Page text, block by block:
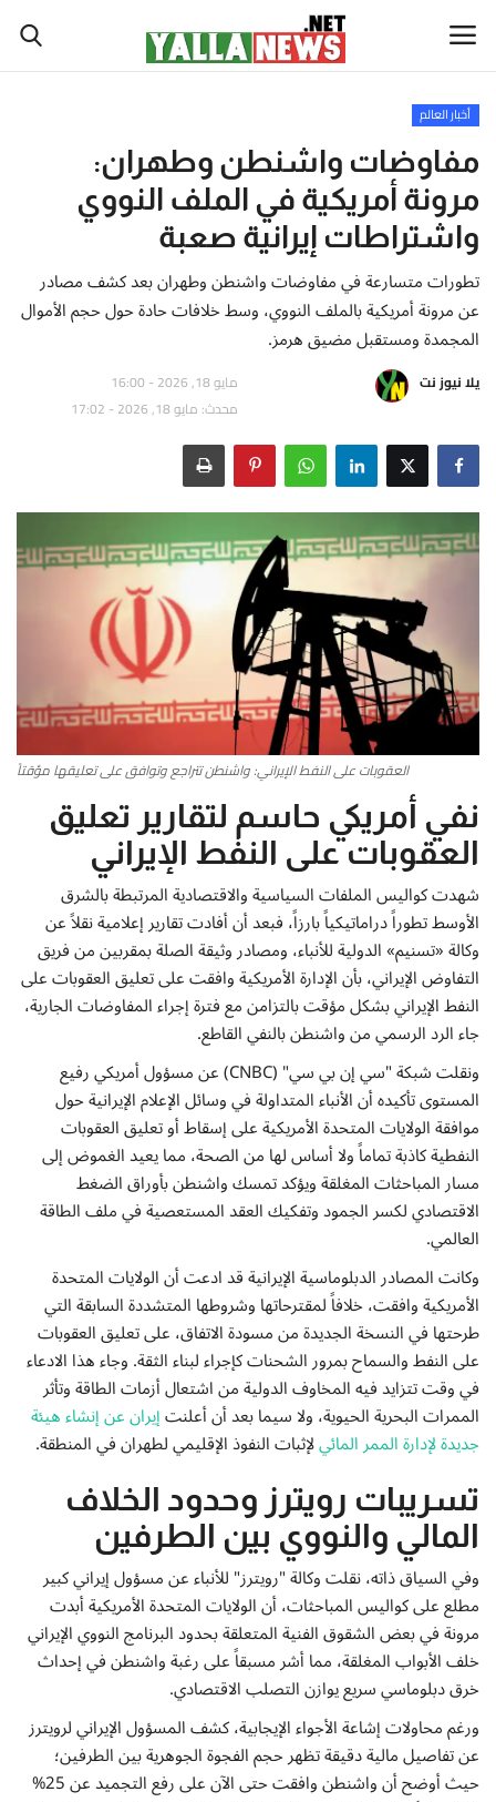
أخبار العالم
أخبار الوطن العربي
سياسة واقتصاد
رياضة
ثقافة وفن
صحة ولياقة
أطباق من المطابخ العربية
سياحة وسفر
منوعات عامة
جاليري الفن التشكيلي
سياسة الخصوصية
البنود والشروط
رئيس التحرير
إتصل بنا
أخبار العالم
مفاوضات واشنطن وطهران:
مرونة أمريكية في الملف النووي
واشتراطات إيرانية صعبة
تطورات متسارعة في مفاوضات واشنطن وطهران بعد كشف مصادر
عن مرونة أمريكية بالملف النووي، وسط خلافات حادة حول حجم الأموال
المجمدة ومستقبل مضيق هرمز.
يلا نيوز نت
مايو 18, 2026 - 16:00
محدث: مايو 18, 2026 - 17:02
العقوبات على النفط الإيراني: واشنطن تتراجع وتوافق على تعليقها مؤقتاً
نفي أمريكي حاسم لتقارير تعليق
العقوبات على النفط الإيراني
شهدت كواليس الملفات السياسية والاقتصادية المرتبطة بالشرق
الأوسط تطوراً دراماتيكياً بارزاً، فبعد أن أفادت تقارير إعلامية نقلاً عن
وكالة «تسنيم» الدولية للأنباء، ومصادر وثيقة الصلة بمقربين من فريق
التفاوض الإيراني، بأن الإدارة الأمريكية وافقت على تعليق العقوبات على
النفط الإيراني بشكل مؤقت بالتزامن مع فترة إجراء المفاوضات الجارية،
جاء الرد الرسمي من واشنطن بالنفي القاطع.
ونقلت شبكة "سي إن بي سي" (CNBC) عن مسؤول أمريكي رفيع
المستوى تأكيده أن الأنباء المتداولة في وسائل الإعلام الإيرانية حول
موافقة الولايات المتحدة الأمريكية على إسقاط أو تعليق العقوبات
النفطية كاذبة تماماً ولا أساس لها من الصحة، مما يعيد الغموض إلى
مسار المباحثات المغلقة ويؤكد تمسك واشنطن بأوراق الضغط
الاقتصادي لكسر الجمود وتفكيك العقد المستعصية في ملف الطاقة
العالمي.
وكانت المصادر الدبلوماسية الإيرانية قد ادعت أن الولايات المتحدة
الأمريكية وافقت، خلافاً لمقترحاتها وشروطها المتشددة السابقة التي
طرحتها في النسخة الجديدة من مسودة الاتفاق، على تعليق العقوبات
على النفط والسماح بمرور الشحنات كإجراء لبناء الثقة. وجاء هذا الادعاء
في وقت تتزايد فيه المخاوف الدولية من اشتعال أزمات الطاقة وتأثر
الممرات البحرية الحيوية، ولا سيما بعد أن أعلنتإيران عن إنشاء هيئة
جديدة لإدارة الممر المائيلإثبات النفوذ الإقليمي لطهران في المنطقة.
تسريبات رويترز وحدود الخلاف
المالي والنووي بين الطرفين
وفي السياق ذاته، نقلت وكالة "رويترز" للأنباء عن مسؤول إيراني كبير
مطلع على كواليس المباحثات، أن الولايات المتحدة الأمريكية أبدت
مرونة في بعض الشقوق الفنية المتعلقة بحدود البرنامج النووي الإيراني
خلف الأبواب المغلقة، مما أشر مسبقاً على رغبة واشنطن في إحداث
خرق دبلوماسي سريع يوازن التصلب الاقتصادي.
ورغم محاولات إشاعة الأجواء الإيجابية، كشف المسؤول الإيراني لرويترز
عن تفاصيل مالية دقيقة تظهر حجم الفجوة الجوهرية بين الطرفين؛
حيث أوضح أن واشنطن وافقت حتى الآن على رفع التجميد عن 25%